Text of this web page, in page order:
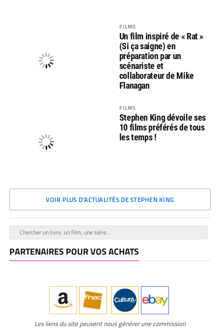
FILMS
Un film inspiré de « Rat »
(Si ça saigne) en
préparation par un
scénariste et
collaborateur de Mike
Flanagan
FILMS
Stephen King dévoile ses
10 films préférés de tous
les temps !
VOIR PLUS D'ACTUALITÉS DE STEPHEN KING
PARTENAIRES POUR VOS ACHATS
Les liens du site peuvent nous générer une commission